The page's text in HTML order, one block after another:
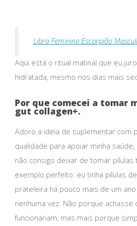
Libra Feminino Escorpião
Aqui está o ritual matinal que eu
hidratada, mesmo nos dias mais
Por que comecei a tomar
gut collagen+.
Adoro a ideia de suplementar com
qualidade para apoiar minha
não consigo deixar de tomar
exemplo perfeito: eu tinha pílulas
prateleira há pouco mais de um
nenhuma vez. Não porque achasse
funcionariam, mas mais porque